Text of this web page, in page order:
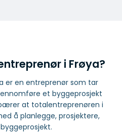
i Frøya?
er en entreprenør som tar
et byggeprosjekt
at totalentreprenøren i
å planlegge, prosjektere,